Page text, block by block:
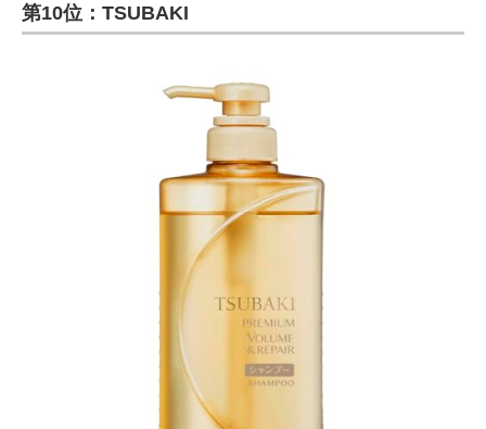
第10位：TSUBAKI